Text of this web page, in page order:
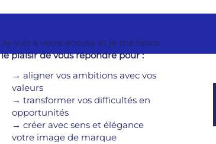
Je suis à votre écoute et je me ferais
le plaisir de vous répondre pour :
→ aligner vos ambitions avec vos
valeurs
→ transformer vos difficultés en
opportunités
→ créer avec sens et élégance
votre image de marque